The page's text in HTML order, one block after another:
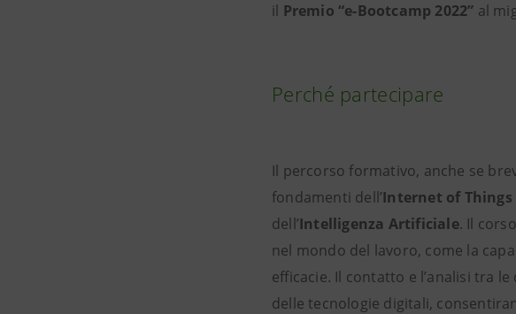
il Premio “e-Bootcamp 2022” al
Perché partecipare
Il percorso formativo, anche se
fondamenti dell’Internet of Things
dell’Intelligenza Artificiale. Il
nel mondo del lavoro, come la
efficacie. Il contatto e l’analisi tra
delle tecnologie digitali,